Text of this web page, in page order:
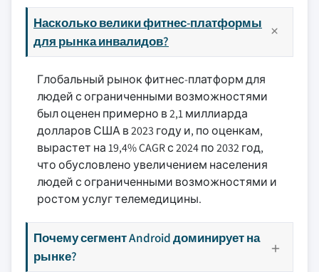
Насколько велики фитнес-платформы
для рынка инвалидов?
Глобальный рынок фитнес-платформ для
людей с ограниченными возможностями
был оценен примерно в 2,1 миллиарда
долларов США в 2023 году и, по оценкам,
вырастет на 19,4% CAGR с 2024 по 2032 год,
что обусловлено увеличением населения
людей с ограниченными возможностями и
ростом услуг телемедицины.
Почему сегмент Android доминирует на
рынке?